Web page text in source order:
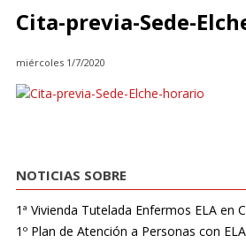
Cita-previa-Sede-
miércoles 1/7/2020
NOTICIAS SOBRE
1ª Vivienda Tutelada Enfermos ELA en
1º Plan de Atención a Personas con